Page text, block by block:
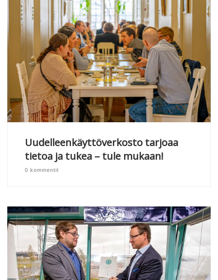
Uudelleenkäyttöverkosto tarjoaa
tietoa ja tukea – tule mukaan!
0 kommentit